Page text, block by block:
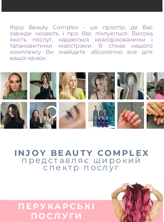
INjoy Beauty Complex - це простір, де Вас
завжди чекають і про Вас піклуються. Висока
якість послуг, надаються кваліфікованими і
талановитими майстрами. В стінах нашого
комплексу Ви знайдете абсолютно все для
вашої краси.
INJOY BEAUTY COMPLEX
представляє широкий
спектр послуг
ПЕРУКАРСЬКІ
ПОСЛУГИ